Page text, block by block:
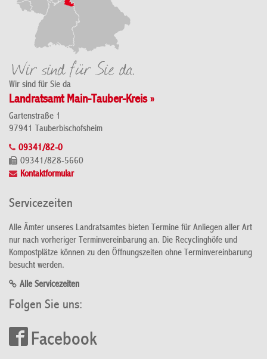
Wir sind für Sie da
Landratsamt Main-Tauber-Kreis »
Gartenstraße 1
97941 Tauberbischofsheim
09341/82-0
09341/828-5660
Kontaktformular
Servicezeiten
Alle Ämter unseres Landratsamtes bieten Termine für Anliegen aller Art
nur nach vorheriger Terminvereinbarung an. Die Recyclinghöfe und
Kompostplätze können zu den Öffnungszeiten ohne Terminvereinbarung
besucht werden.
Alle Servicezeiten
Folgen Sie uns:
Facebook